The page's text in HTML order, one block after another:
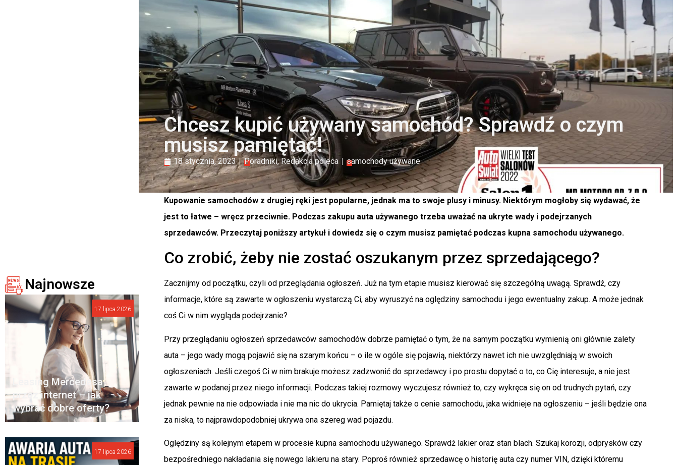
Chcesz kupić używany samochód? Sprawdź o czym
musisz pamiętać!
18 stycznia, 2023 Poradniki,Redakcja poleca samochody używane
Kupowanie samochodów z drugiej ręki jest popularne, jednak ma to swoje plusy i minusy. Niektórym mogłoby się wydawać, że
jest to łatwe – wręcz przeciwnie. Podczas zakupu auta używanego trzeba uważać na ukryte wady i podejrzanych
sprzedawców. Przeczytaj poniższy artykuł i dowiedz się o czym musisz pamiętać podczas kupna samochodu używanego.
Co zrobić, żeby nie zostać oszukanym przez sprzedającego?
Zacznijmy od początku, czyli od przeglądania ogłoszeń. Już na tym etapie musisz kierować się szczególną uwagą. Sprawdź, czy
informacje, które są zawarte w ogłoszeniu wystarczą Ci, aby wyruszyć na oględziny samochodu i jego ewentualny zakup. A może jednak
coś Ci w nim wygląda podejrzanie?
Przy przeglądaniu ogłoszeń sprzedawców samochodów dobrze pamiętać o tym, że na samym początku wymienią oni głównie zalety
auta – jego wady mogą pojawić się na szarym końcu – o ile w ogóle się pojawią, niektórzy nawet ich nie uwzględniają w swoich
ogłoszeniach. Jeśli czegoś Ci w nim brakuje możesz zadzwonić do sprzedawcy i po prostu dopytać o to, co Cię interesuje, a nie jest
zawarte w podanej przez niego informacji. Podczas takiej rozmowy wyczujesz również to, czy wykręca się on od trudnych pytań, czy
jednak pewnie na nie odpowiada i nie ma nic do ukrycia. Pamiętaj także o cenie samochodu, jaka widnieje na ogłoszeniu – jeśli będzie ona
za niska, to najprawdopodobniej ukrywa ona szereg wad pojazdu.
Oględziny są kolejnym etapem w procesie kupna samochodu używanego. Sprawdź lakier oraz stan blach. Szukaj korozji, odprysków czy
bezpośredniego nakładania się nowego lakieru na stary. Poproś również sprzedawcę o historię auta czy numer VIN, dzięki któremu
Najnowsze
Leasing Mercedesa
przez internet – jak
wybrać dobre oferty?
17 lipca 2026
17 lipca 2026